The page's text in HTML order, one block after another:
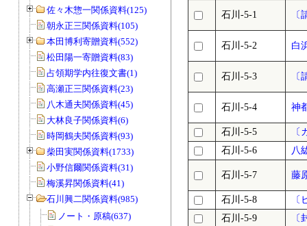
佐々木惣一関係資料(125)
朝永正三関係資料(105)
本田博利寄贈資料(552)
松田陽一寄贈資料(83)
占領期学内往復文書(1)
高瀬正三関係資料(23)
八木通夫関係資料(45)
大林良子関係資料(6)
時岡鶴夫関係資料(93)
柴田実関係資料(1733)
小野信爾関係資料(31)
梅溪昇関係資料(41)
石川興二関係資料(985)
ノート・原稿(637)
石川-5-1 〔
石川-5-2 白
石川-5-3 〔
石川-5-4 神
石川-5-5
〔
石川-5-6
八
石川-5-7 藤
石川-5-8
〔
石川-5-9
〔